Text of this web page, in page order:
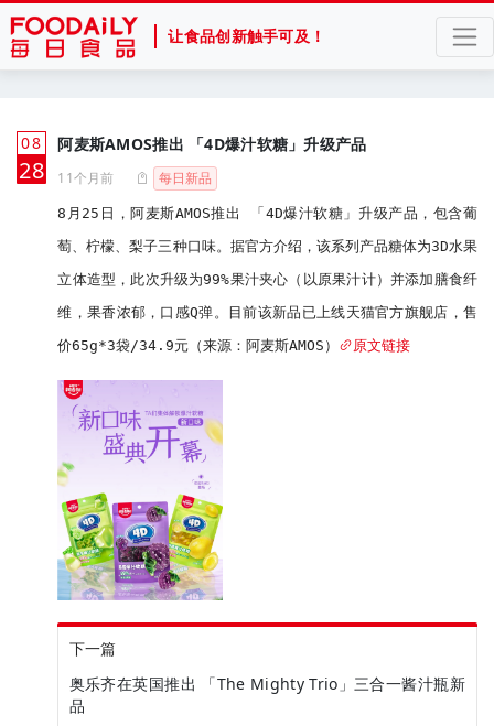
让食品创新触手可及！
08
月
28
阿麦斯AMOS推出 「4D爆汁软糖」升级产品
11个月前 每日新品
8月25日，阿麦斯AMOS推出 「4D爆汁软糖」升级产品，包含葡
萄、柠檬、梨子三种口味。据官方介绍，该系列产品糖体为3D水果
立体造型，此次升级为99%果汁夹心（以原果汁计）并添加膳食纤
维，果香浓郁，口感Q弹。目前该新品已上线天猫官方旗舰店，售
价65g*3袋/34.9元（来源：阿麦斯AMOS）
原文链接
下一篇
奥乐齐在英国推出 「The Mighty Trio」三合一酱汁瓶新
品